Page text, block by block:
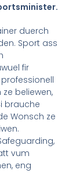
duerch
Sport ass
fir
beliewen,
brauche
Wonsch ze
vum
eng